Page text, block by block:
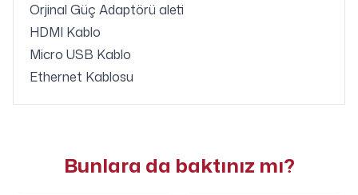
Orjinal Güç Adaptörü aleti
HDMI Kablo
Micro USB Kablo
Ethernet Kablosu
Bunlara da baktınız mı?